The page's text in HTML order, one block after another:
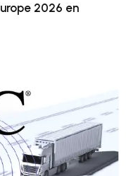
2026 en